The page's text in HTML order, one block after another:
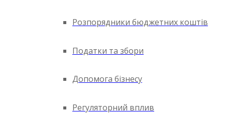
Розпорядники бюджетних коштів
Податки та збори
Допомога бізнесу
Регуляторний вплив